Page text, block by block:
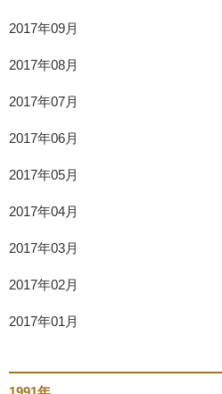
2017年09月
2017年08月
2017年07月
2017年06月
2017年05月
2017年04月
2017年03月
2017年02月
2017年01月